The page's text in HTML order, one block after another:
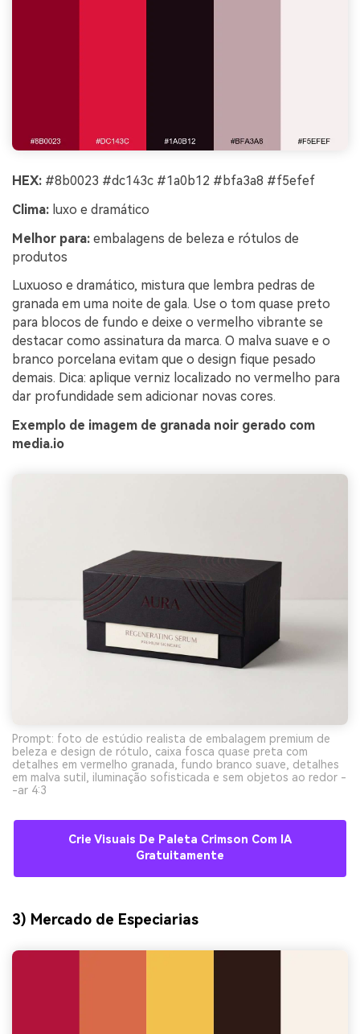
HEX: #8b0023 #dc143c #1a0b12 #bfa3a8 #f5efef
Clima: luxo e dramático
Melhor para: embalagens de beleza e rótulos de
produtos
Luxuoso e dramático, mistura que lembra pedras de
granada em uma noite de gala. Use o tom quase preto
para blocos de fundo e deixe o vermelho vibrante se
destacar como assinatura da marca. O malva suave e o
branco porcelana evitam que o design fique pesado
demais. Dica: aplique verniz localizado no vermelho para
dar profundidade sem adicionar novas cores.
Exemplo de imagem de granada noir gerado com
media.io
Prompt: foto de estúdio realista de embalagem premium de
beleza e design de rótulo, caixa fosca quase preta com
detalhes em vermelho granada, fundo branco suave, detalhes
em malva sutil, iluminação sofisticada e sem objetos ao redor -
-ar 4:3
Crie Visuais De Paleta Crimson Com IA
Gratuitamente
3) Mercado de Especiarias